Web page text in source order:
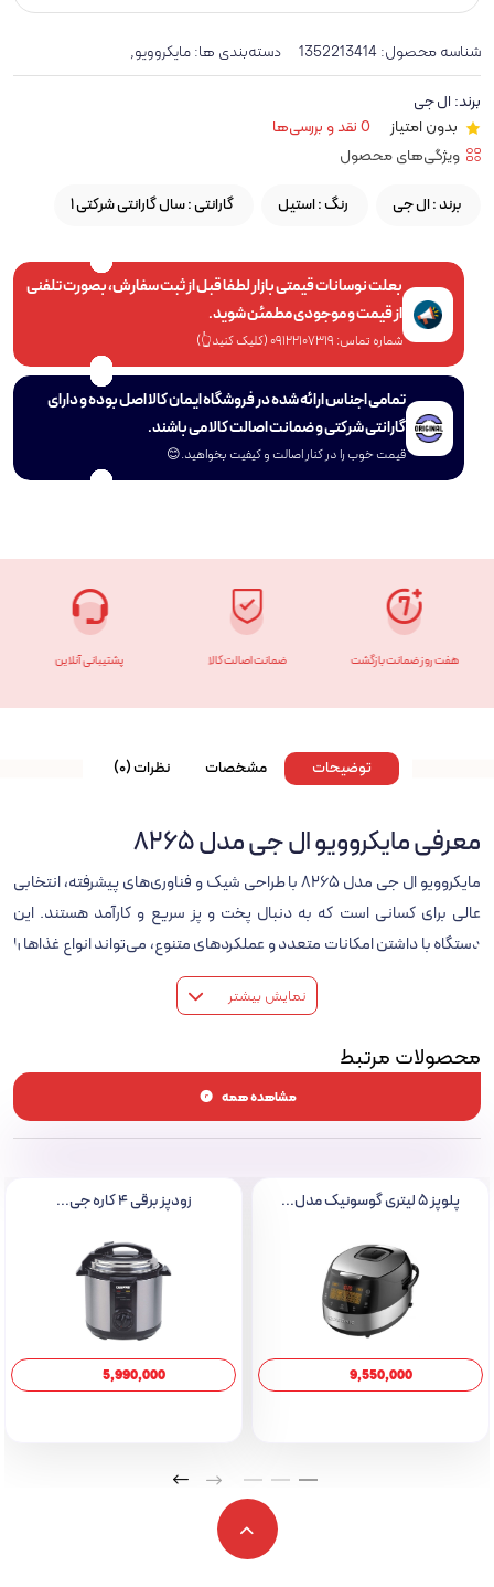
شناسه محصول:1352213414 دسته‌بندی ها:مایکروویو,
برند: ال جی
بدون امتیاز
0 نقد و بررسی‌ها
ویژگی‌های محصول
برند :ال جی رنگ :استیل گارانتی :1 سال گارانتی شرکتی
بعلت نوسانات قیمتی بازار لطفا قبل از ثبت سفارش، بصورت تلفنی
از قیمت و موجودی مطمئن شوید.
شماره تماس: 09122107319 (کلیک کنید👆)
تمامی اجناس ارائه شده در فروشگاه ایمان کالا اصل بوده و دارای
گارانتی شرکتی و ضمانت اصالت کالا می باشند.
قیمت خوب را در کنار اصالت و کیفیت بخواهید.😊
هفت روز ضمانت بازگشت ضمانت اصالت کالا پشتیبانی آنلاین
توضیحات مشخصات نظرات (0)
معرفی مایکروویو ال جی مدل 8265
مایکروویو ال جی مدل 8265 با طراحی شیک و فناوری‌های پیشرفته، انتخابی
عالی برای کسانی است که به دنبال پخت و پز سریع و کارآمد هستند. این
دستگاه با داشتن امکانات متعدد و عملکردهای متنوع، می‌تواند انواع غذاها را
با دقت بالا گرم کند، یخ‌زدایی کند، و با ترکیب مایکروویو و گریل، غذاهای
خوشمزه و مغذی تهیه کند.
1. توان خروجی و قدرت پخت:
این مایکروویو با توان خروجی 1200 وات و توان مایکروویو 1350 وات، سرعت
بالایی در گرم کردن و پخت غذاها دارد. همچنین توان گریل 1000 وات و توان
غذاها، مناسب برای خانواده‌های پرجمعیت دارد. سینی چرخان بزرگ با سایز
اینورتر هوشمند به شما این امکان را می‌دهد که دمای دقیق و کنترل بیشتری
روی پخت و پز داشته باشید. این فناوری علاوه بر بهبود عملکرد، مصرف انرژی را
برای امنیت بیشتر، این دستگاه دارای قفل کودک است که از دسترسی ناخواسته
کودکان به تنظیمات دستگاه جلوگیری می‌کند.
نمایش بیشتر
محصولات مرتبط
مشاهده همه
پلوپز ۵ لیتری گوسونیک مدل...
9,550,000
زودپز برقی 4 کاره جی...
5,990,000